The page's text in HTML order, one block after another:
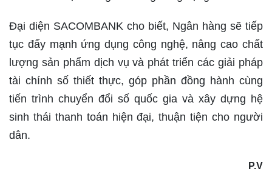
Đại diện SACOMBANK cho biết, Ngân hàng sẽ tiếp
tục đẩy mạnh ứng dụng công nghệ, nâng cao chất
lượng sản phẩm dịch vụ và phát triển các giải pháp
tài chính số thiết thực, góp phần đồng hành cùng
tiến trình chuyển đổi số quốc gia và xây dựng hệ
sinh thái thanh toán hiện đại, thuận tiện cho người
dân.
P.V